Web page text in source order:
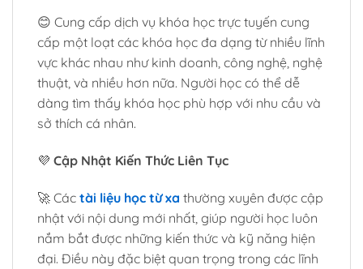
😊 Cung cấp dịch vụ khóa học trực tuyến cung
cấp một loạt các khóa học đa dạng từ nhiều lĩnh
vực khác nhau như kinh doanh, công nghệ, nghệ
thuật, và nhiều hơn nữa. Người học có thể dễ
dàng tìm thấy khóa học phù hợp với nhu cầu và
sở thích cá nhân.
💜 Cập Nhật Kiến Thức Liên Tục
🚀 Các tài liệu học từ xa thường xuyên được cập
nhật với nội dung mới nhất, giúp người học luôn
nắm bắt được những kiến thức và kỹ năng hiện
đại. Điều này đặc biệt quan trọng trong các lĩnh